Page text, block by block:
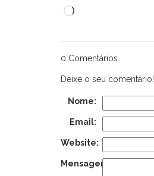
Carregando...
0 Comentários
Deixe o seu comentário!
Nome:
Email:
Website:
Mensagem: